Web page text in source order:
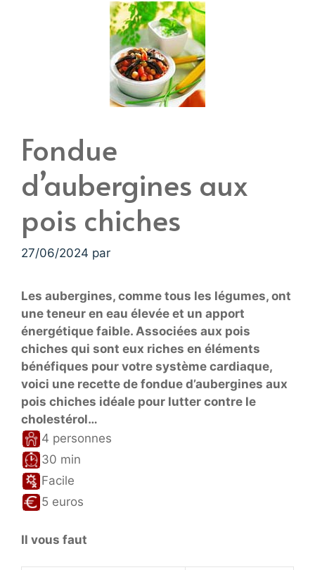
Fondue
d’aubergines aux
pois chiches
27/06/2024 par
Les aubergines, comme tous les légumes, ont
une teneur en eau élevée et un apport
énergétique faible. Associées aux pois
chiches qui sont eux riches en éléments
bénéfiques pour votre système cardiaque,
voici une recette de fondue d’aubergines aux
pois chiches idéale pour lutter contre le
cholestérol…
4 personnes
30 min
Facile
5 euros
Il vous faut